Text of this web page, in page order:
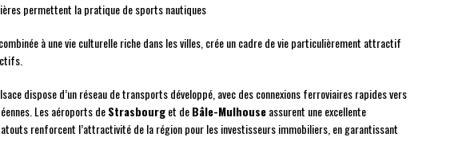
permettent la pratique de sports nautiques
à une vie culturelle riche dans les villes, crée un cadre de vie particulièrement attractif
dispose d’un réseau de transports développé, avec des connexions ferroviaires rapides vers
Les aéroports deStrasbourget deBâle-Mulhouseassurent une excellente
renforcent l’attractivité de la région pour les investisseurs immobiliers, en garantissant